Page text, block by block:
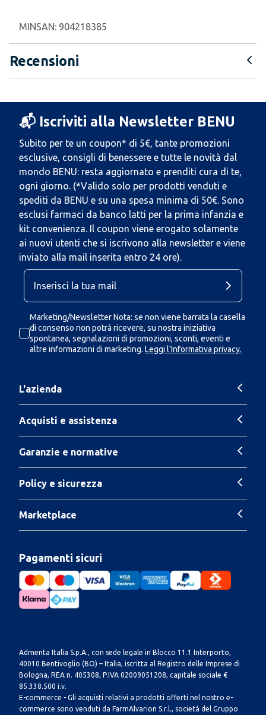
MINSAN: 904218385
Recensioni
📬 Iscriviti alla Newsletter BENU
Subito per te un coupon* di 5€, tante promozioni
esclusive, consigli di benessere e tutte le novità dal
mondo BENU: resta aggiornato e prenditi cura di te,
ogni giorno. (*Valido solo per prodotti venduti e
spediti da BENU e su una spesa minima di 50€. Sono
esclusi farmaci da banco latti per la prima infanzia e
kit convenienza. Il coupon viene erogato solamente
ai nuovi utenti che si iscrivono alla newsletter e viene
inviato alla mail inserita entro 24 ore).
Marketing/Newsletter Nota: se non viene barrata la casella
di consenso non potrà ricevere, su nostra iniziativa
spontanea, segnalazioni di promozioni, sconti, eventi e
altre informazioni di marketing. Leggi l'Informativa privacy.
L'azienda
Acquisti e assistenza
Garanzie e normative
Policy e sicurezza
Marketplace
Pagamenti sicuri
Admenta Italia S.p.A., con sede legale in Blocco 11.1 Interporto,
40010 Bentivoglio (BO) – Italia, iscritta al Registro delle Imprese di
Bologna, REA n. 405308, P.IVA 02009051208, capitale sociale €
85.338.500 i.v.
E-commerce - Gli acquisti relativi a prodotti offerti nel nostro e-
commerce sono venduti da FarmAlvarion S.r.l., società del Gruppo